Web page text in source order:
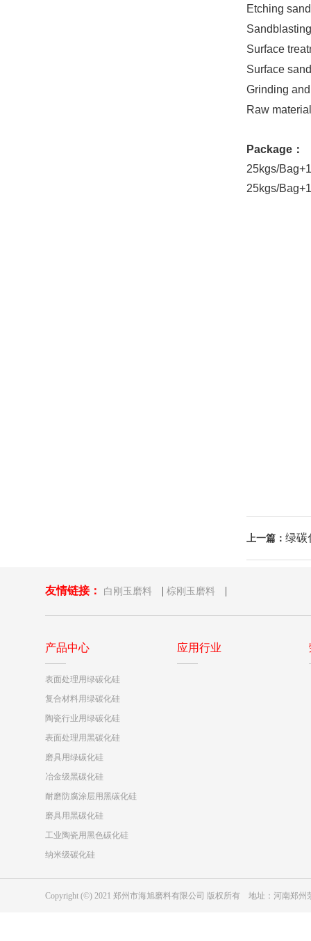
Etching
Surface
Surface
Grinding
Raw
Package ：
25kgs/
25kgs/
上一篇： 绿碳
友情链接： 白刚玉磨料 | 棕刚玉磨料 |
产品中心
表面处理用绿碳化硅
复合材料用绿碳化硅
陶瓷行业用绿碳化硅
表面处理用黑碳化硅
磨具用绿碳化硅
冶金级黑碳化硅
耐磨防腐涂层用黑碳化硅
磨具用黑碳化硅
工业陶瓷用黑色碳化硅
纳米级碳化硅
应用行业
Copyright (©) 2021 郑州市海旭磨料有限公司 版权所有 地址：河南郑